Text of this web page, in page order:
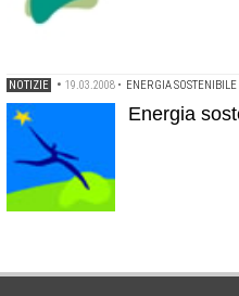
NOTIZIE • 19.03.2008 • ENERGIA SOSTENIBILE
Energia